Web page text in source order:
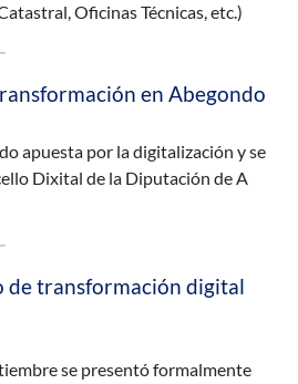
Oficinas Técnicas, etc.)
en Abegondo
apuesta por la digitalización y se
Dixital de la Diputación de A
de transformación digital
se presentó formalmente